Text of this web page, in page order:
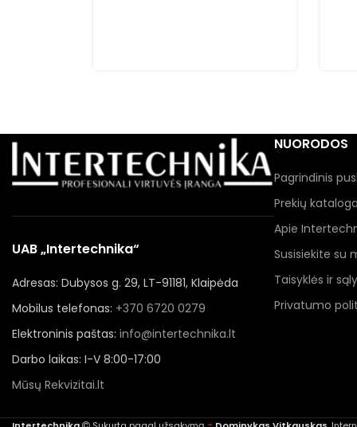
UAB „Intertechnika“
Adresas: Dubysos g. 29, LT-91181, Klaipėda
Mobilus telefonas: +370 6720 0279
Elektroninis paštas: info@intertechnika.lt
Darbo laikas: I-V 8:00-17:00
Mūsų Rekvizitai.lt
NUORODOS
Pagrindinis
Prekių
Apie
Susisiekite su
Taisyklės ir
Privatumo